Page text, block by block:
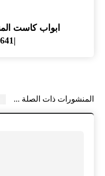
ابواب كاست
|0506691641
المنشورات ذات الصلة ...